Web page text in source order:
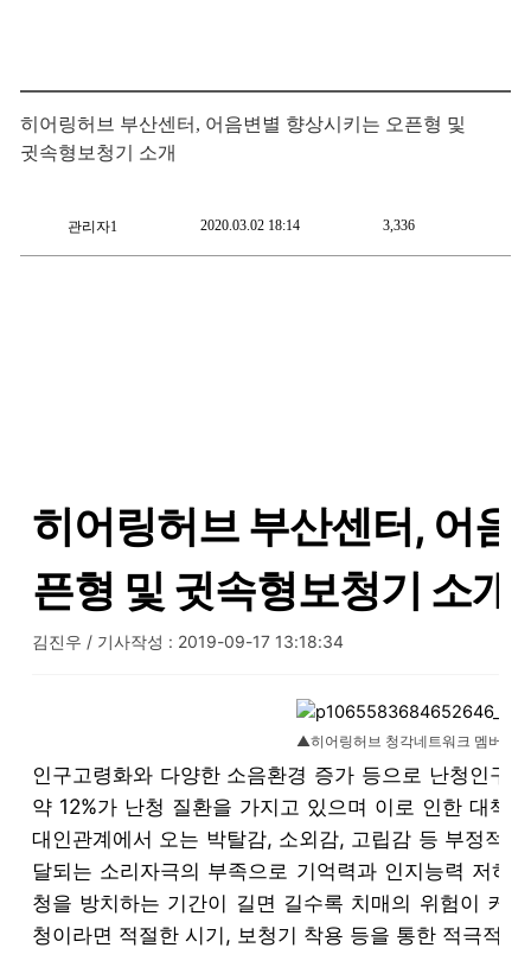
히어링허브 부산센터, 어음변별 향상시키는 오픈형 및
귓속형보청기 소개
관리자1 2020.03.02 18:14 3,336
히어링허브 부산센터, 어
픈형 및 귓속형보청기 소개
김진우 / 기사작성 : 2019-09-17 13:18:34
▲히어링허브 청각네트워크 멤버
인구고령화와 다양한 소음환경 증가 등으로 난청인구
약 12%가 난청 질환을 가지고 있으며 이로 인한 대책
대인관계에서 오는 박탈감, 소외감, 고립감 등 부정적
달되는 소리자극의 부족으로 기억력과 인지능력 저하
청을 방치하는 기간이 길면 길수록 치매의 위험이 커
청이라면 적절한 시기, 보청기 착용 등을 통한 적극적